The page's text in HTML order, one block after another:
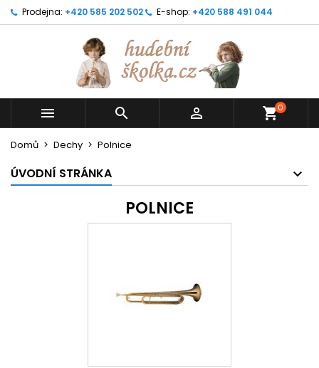
Prodejna: +420 585 202 502 E-shop: +420 588 491 044
   shopping_cart0
Domů Dechy Polnice
ÚVODNÍ STRÁNKA
POLNICE